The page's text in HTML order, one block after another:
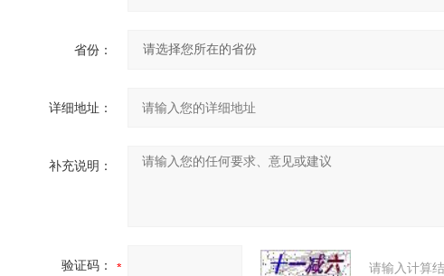
省份：
详细地址：
补充说明：
验证码： 请输入计算